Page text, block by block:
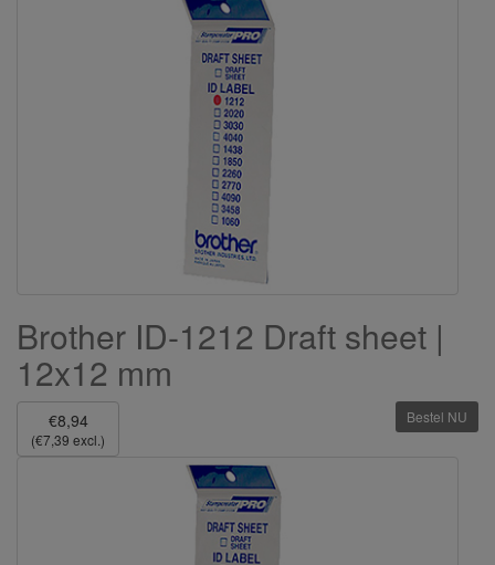
Brother ID-1212 Draft sheet |
12x12 mm
€8,94
(€7,39 excl.)
Bestel NU